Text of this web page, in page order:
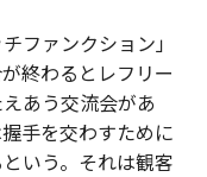
ファンクション」
終わるとレフリー
あう交流会があ
手を交わすために
いう。それは観客